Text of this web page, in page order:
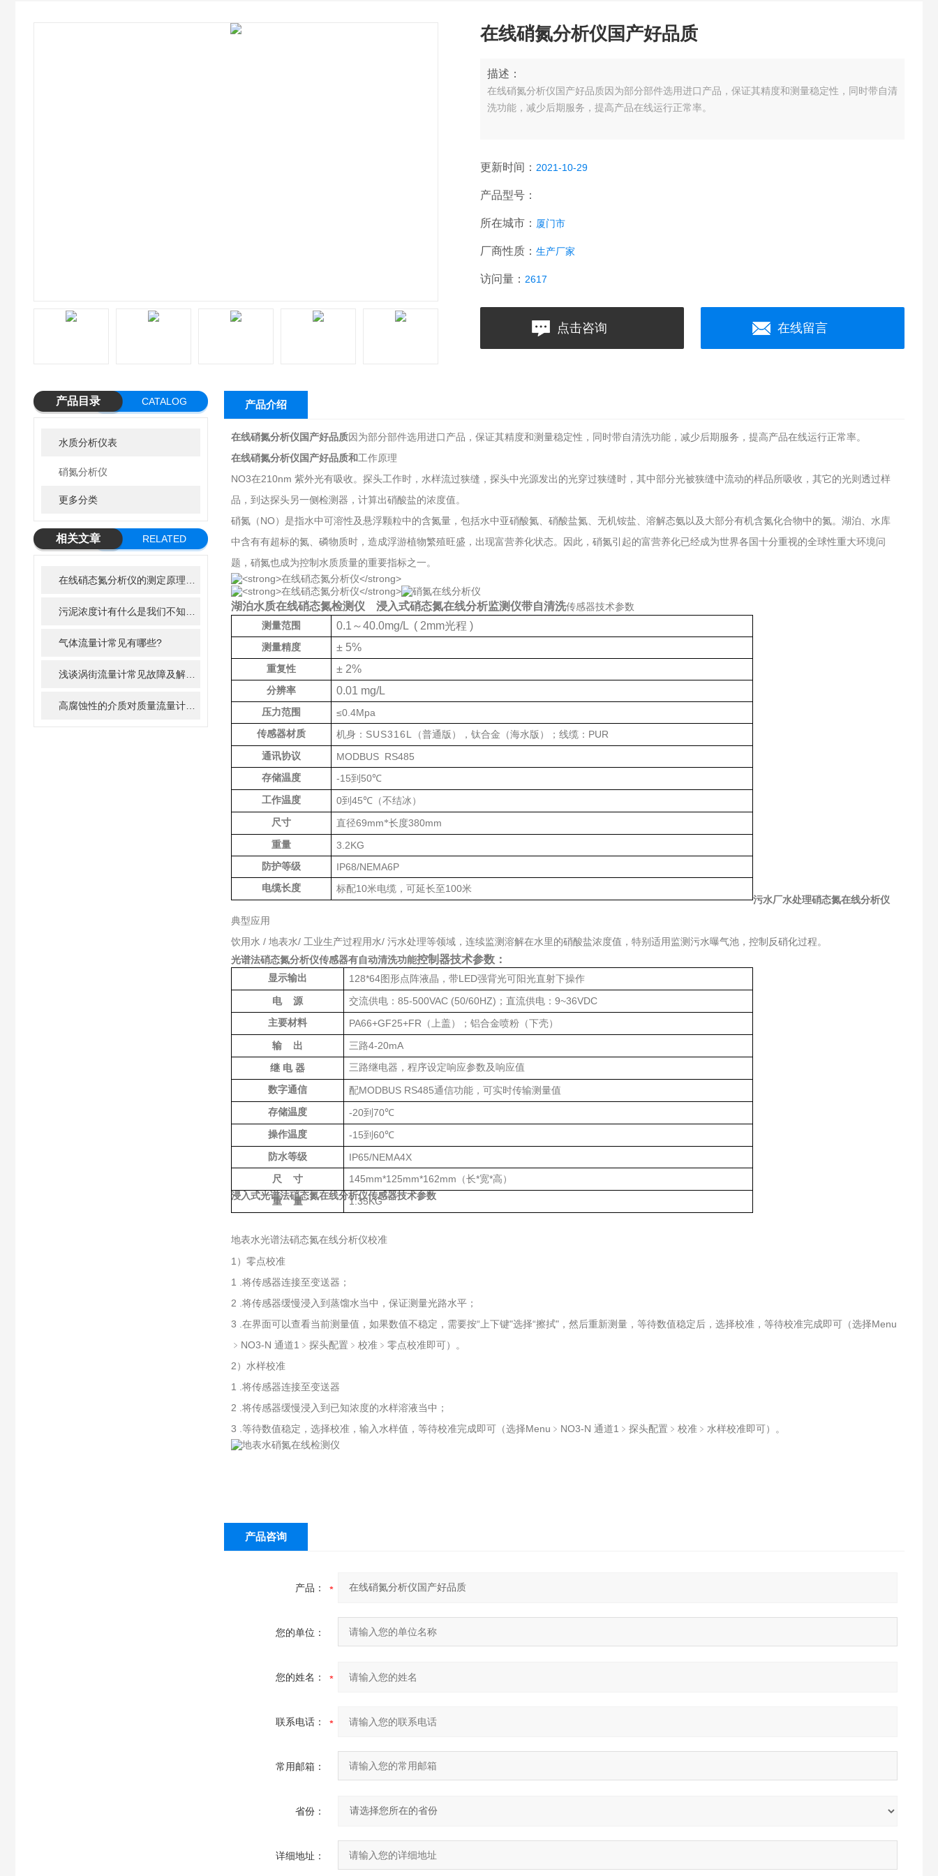
在线硝氮分析仪国产好品质
描述：
在线硝氮分析仪国产好品质因为部分部件选用进口产品，保证其精度和测量稳定性，同时带自清
洗功能，减少后期服务，提高产品在线运行正常率。
更新时间： 2021-10-29
产品型号：
所在城市： 厦门市
厂商性质： 生产厂家
访问量： 2617
点击咨询 在线留言
产品目录 CATALOG
水质分析仪表
硝氮分析仪
更多分类
相关文章
RELATED
气体流量计常见有哪些?
产品介绍
在线硝氮分析仪国产好品质因为部分部件选用进口产品，保证其精度和测量稳定性，同时带自清洗功能，减少后期服务，提高产品在线运行正常率。
在线硝氮分析仪国产好品质和工作原理
NO3在210nm 紫外光有吸收。探头工作时，水样流过狭缝，探头中光源发出的光穿过狭缝时，其中部分光被狭缝中流动的样品所吸收，其它的光则透过样
品，到达探头另一侧检测器，计算出硝酸盐的浓度值。
硝氮（NO）是指水中可溶性及悬浮颗粒中的含氮量，包括水中亚硝酸氮、硝酸盐氮、无机铵盐、溶解态氨以及大部分有机含氮化合物中的氮。湖泊、水库
中含有有超标的氮、磷物质时，造成浮游植物繁殖旺盛，出现富营养化状态。因此，硝氮引起的富营养化已经成为世界各国十分重视的全球性重大环境问
题，硝氮也成为控制水质质量的重要指标之一。
湖泊水质在线硝态氮检测仪 浸入式硝态氮在线分析监测仪带自清洗传感器技术参数
测量范围 0.1 ～40.0mg/L ( 2mm光程 )
测量精度 ± 5%
重复性 ± 2%
分辨率 0.01 mg/L
压力范围 ≤0.4Mpa
传感器材质 机身： SUS316L （普通版），钛合金（海水版）；线缆： PUR
通讯协议 MODBUS RS485
存储温度 -15到 50℃
工作温度 0到 45℃ （不结冰）
尺寸 直径69mm*长度380mm
重量 3.2KG
防护等级 IP68/NEMA6P
电缆长度 标配10米电缆，可延长至 100米
污水厂水处理硝态氮在线分析仪
典型应用
饮用水 / 地表水/ 工业生产过程用水/ 污水处理等领域，连续监测溶解在水里的硝酸盐浓度值，特别适用监测污水曝气池，控制反硝化过程。
光谱法硝态氮分析仪传感器有自动清洗功能控制器技术参数：
显示输出 128*64图形点阵液晶，带LED强背光可阳光直射下操作
电 源 交流供电：85-500VAC (50/60HZ) ； 直流供电：9~36VDC
主要材料 PA66+GF25+FR （上盖）；铝合金喷粉（下壳）
输 出 三路4-20mA
继 电 器 三路继电器，程序设定响应参数及响应值
数字通信 配MODBUS RS485通信功能，可实时传输测量值
存储温度 -20到70℃
操作温度 -15到60℃
防水等级 IP65/NEMA4X
尺 寸 145mm*125mm*162mm （长*宽*高）
重 量 1.35KG
浸入式光谱法硝态氮在线分析仪传感器技术参数
地表水光谱法硝态氮在线分析仪校准
1）零点校准
1 .将传感器连接至变送器；
2 .将传感器缓慢浸入到蒸馏水当中，保证测量光路水平；
3 .在界面可以查看当前测量值，如果数值不稳定，需要按“上下键"选择“擦拭"，然后重新测量，等待数值稳定后，选择校准，等待校准完成即可（选择Menu
﹥NO3-N 通道1﹥探头配置﹥校准﹥零点校准即可）。
2）水样校准
1 .将传感器连接至变送器
2 .将传感器缓慢浸入到已知浓度的水样溶液当中；
3 .等待数值稳定，选择校准，输入水样值，等待校准完成即可（选择Menu﹥NO3-N 通道1﹥探头配置﹥校准﹥水样校准即可）。
产品咨询
产品：
您的单位：
您的姓名：
联系电话：
常用邮箱：
省份：
详细地址：